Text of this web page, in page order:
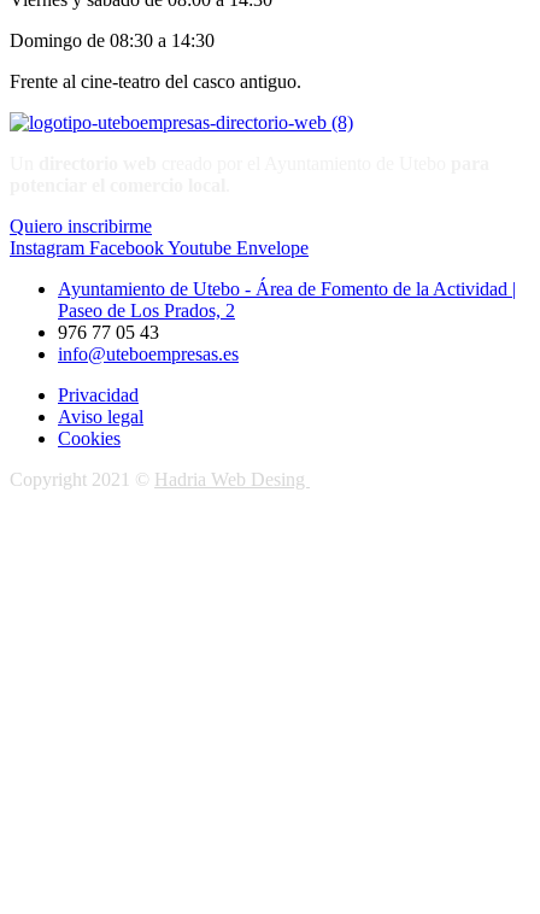
Domingo de 08:30 a 14:30
Frente al cine-teatro del casco antiguo.
Quiero inscribirme
Instagram FacebookYoutube Envelope
Ayuntamiento de Utebo - Área de Fomento de la Actividad |
Paseo de Los Prados, 2
976 77 05 43
info@uteboempresas.es
Privacidad
Aviso legal
Cookies
Copyright 2021 © Hadria Web Desing